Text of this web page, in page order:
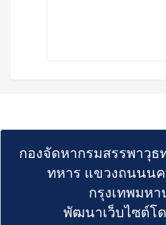
กองจัดหากรมสรรพาวุธ
ทหาร แขวงถนนน
กรุงเทพมหา
พัฒนาเว็บไซต์โ